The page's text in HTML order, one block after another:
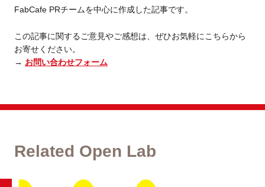
FabCafe PRチームを中心に作成した記事です。
この記事に関するご意見やご感想は、ぜひお気軽にこちらから
お寄せください。
→ お問い合わせフォーム
Related Open Lab